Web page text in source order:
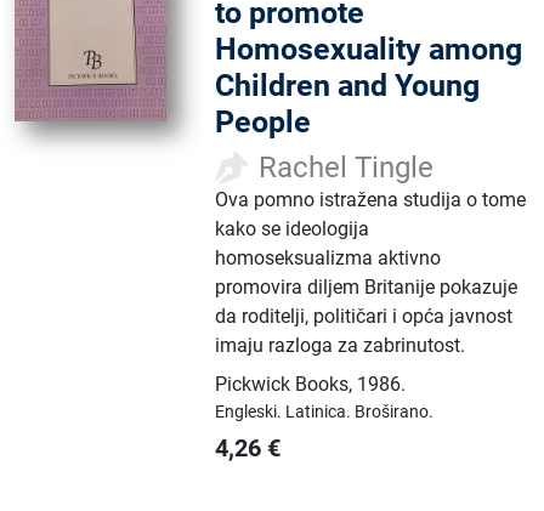
to promote
Homosexuality among
Children and Young
People
Rachel Tingle
Ova pomno istražena studija o tome
kako se ideologija
homoseksualizma aktivno
promovira diljem Britanije pokazuje
da roditelji, političari i opća javnost
imaju razloga za zabrinutost.
Pickwick Books, 1986.
Engleski. Latinica. Broširano.
4,26 €